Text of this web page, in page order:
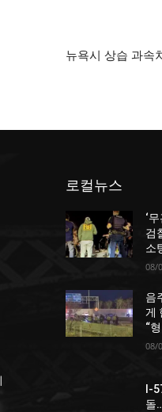
뉴욕시 상습 과속
로컬뉴스
‘
검
소
08/
음
게
“
08/
I-
돌